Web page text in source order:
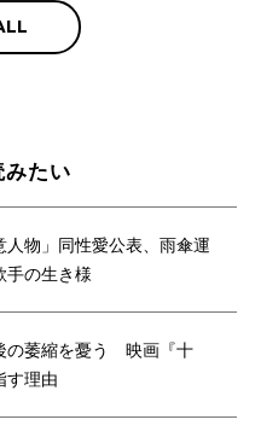
みたい
人物」同性愛公表、雨傘運
の生き様
の萎縮を憂う 映画『十
す理由